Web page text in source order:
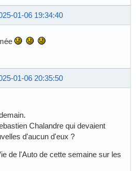
01-06 19:34:40
01-06 20:35:50
Chalandre qui devaient
d'aucun d'eux ?
de l'Auto de cette semaine sur les